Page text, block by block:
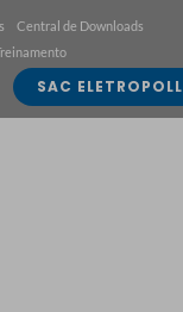
Central de Downloads
SAC ELETROPOLL